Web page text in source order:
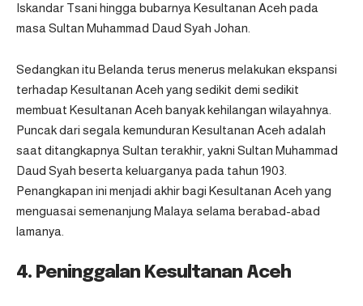
Iskandar Tsani hingga bubarnya Kesultanan Aceh pada
masa Sultan Muhammad Daud Syah Johan.
Sedangkan itu Belanda terus menerus melakukan ekspansi
terhadap Kesultanan Aceh yang sedikit demi sedikit
membuat Kesultanan Aceh banyak kehilangan wilayahnya.
Puncak dari segala kemunduran Kesultanan Aceh adalah
saat ditangkapnya Sultan terakhir, yakni Sultan Muhammad
Daud Syah beserta keluarganya pada tahun 1903.
Penangkapan ini menjadi akhir bagi Kesultanan Aceh yang
menguasai semenanjung Malaya selama berabad-abad
lamanya.
4. Peninggalan Kesultanan Aceh